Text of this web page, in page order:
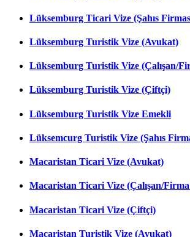
Lüksemburg Ticari Vize (Şahıs
Lüksemburg Turistik Vize (Avukat)
Lüksemburg Turistik Vize (Çalışan/
Lüksemburg Turistik Vize (Çiftçi)
Lüksemburg Turistik Vize Emekli
Lüksemcurg Turistik Vize (Şahıs
Macaristan Ticari Vize (Avukat)
Macaristan Ticari Vize (Çalışan/
Macaristan Ticari Vize (Çiftçi)
Macaristan Turistik Vize (Avukat)